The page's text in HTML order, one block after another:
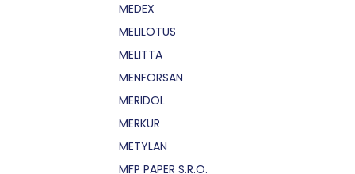
MEDEX
MELILOTUS
MELITTA
MENFORSAN
MERIDOL
MERKUR
METYLAN
MFP PAPER S.R.O.